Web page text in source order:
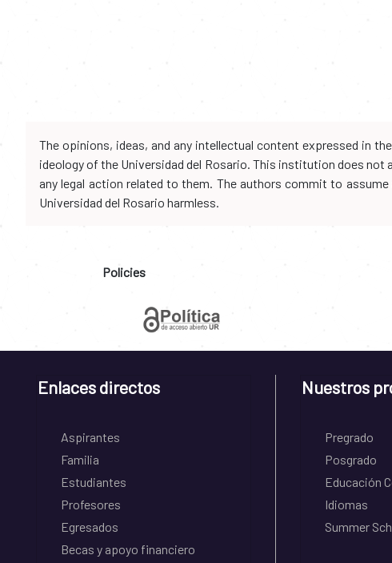
The opinions, ideas, and any intellectual content expressed in
ideology of the Universidad del Rosario. This institution does
any legal action related to them. The authors commit to
Universidad del Rosario harmless.
Policies
Enlaces directos
Aspirantes
Familia
Estudiantes
Profesores
Egresados
Becas y apoyo financiero
Nuestros
Pregrado
Posgrado
Educación
Idiomas
Summer